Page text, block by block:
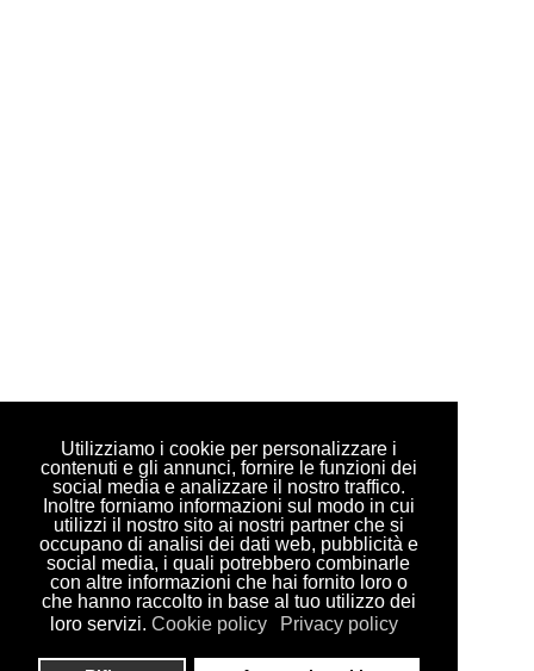
Utilizziamo i cookie per personalizzare i
contenuti e gli annunci, fornire le funzioni dei
social media e analizzare il nostro traffico.
Inoltre forniamo informazioni sul modo in cui
utilizzi il nostro sito ai nostri partner che si
occupano di analisi dei dati web, pubblicità e
social media, i quali potrebbero combinarle
con altre informazioni che hai fornito loro o
che hanno raccolto in base al tuo utilizzo dei
loro servizi. Cookie policy Privacy policy